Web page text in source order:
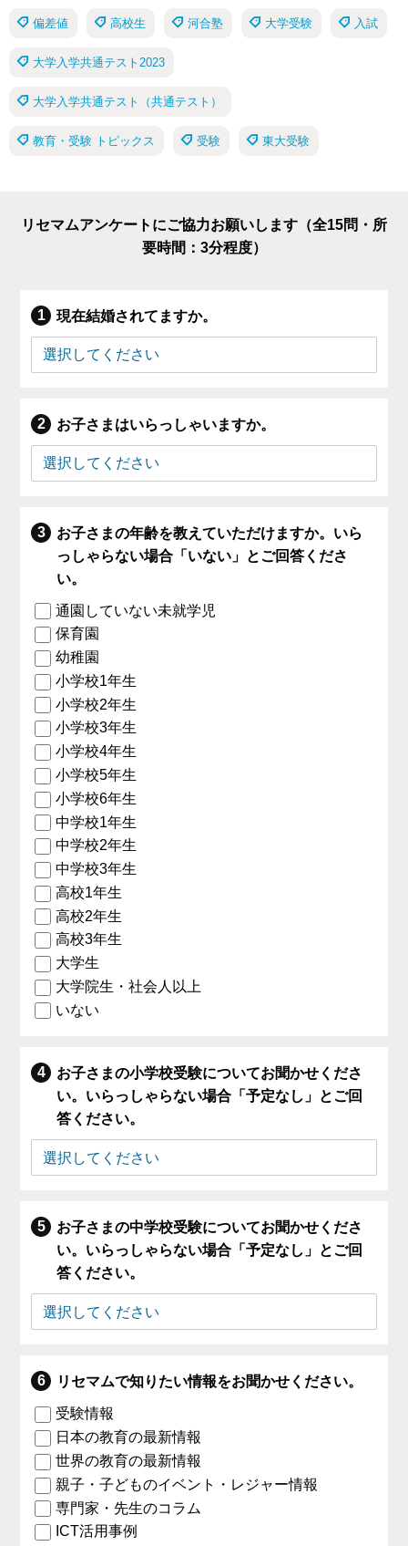
偏差値 高校生 河合塾 大学受験 入試
大学入学共通テスト2023
大学入学共通テスト（共通テスト）
教育・受験 トピックス 受験 東大受験
リセマムアンケートにご協力お願いします（全15問・所
要時間：3分程度）
現在結婚されてますか。
お子さまはいらっしゃいますか。
お子さまの年齢を教えていただけますか。いら
っしゃらない場合「いない」とご回答くださ
い。
通園していない未就学児
保育園
幼稚園
小学校1年生
小学校2年生
小学校3年生
小学校4年生
小学校5年生
小学校6年生
中学校1年生
中学校2年生
中学校3年生
高校1年生
高校2年生
高校3年生
大学生
大学院生・社会人以上
いない
お子さまの小学校受験についてお聞かせくださ
い。いらっしゃらない場合「予定なし」とご回
答ください。
お子さまの中学校受験についてお聞かせくださ
い。いらっしゃらない場合「予定なし」とご回
答ください。
リセマムで知りたい情報をお聞かせください。
受験情報
日本の教育の最新情報
世界の教育の最新情報
親子・子どものイベント・レジャー情報
専門家・先生のコラム
ICT活用事例